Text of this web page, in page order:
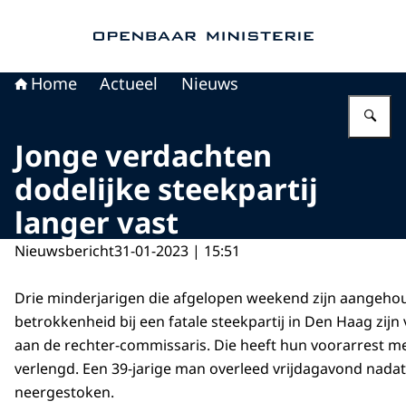
Home Actueel Nieuws
Jonge verdachten
dodelijke steekpartij
langer vast
Nieuwsbericht31-01-2023 | 15:51
Drie minderjarigen die afgelopen weekend zijn
betrokkenheid bij een fatale steekpartij in Den Haag zijn
aan de rechter-commissaris. Die heeft hun voorarrest
verlengd. Een 39-jarige man overleed vrijdagavond
neergestoken.